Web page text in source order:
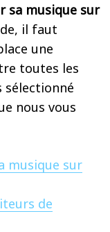
sa musique sur
il faut
une
toutes les
sélectionné
nous vous
musique sur
de